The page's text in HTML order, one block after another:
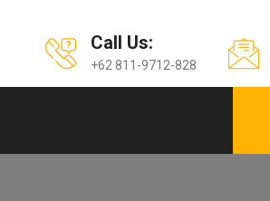
Call Us:
+62 811-9712-828